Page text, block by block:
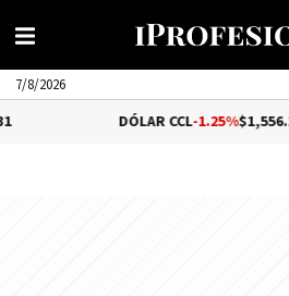
7/8/2026
DÓLAR CCL-1.25%$1,556.14